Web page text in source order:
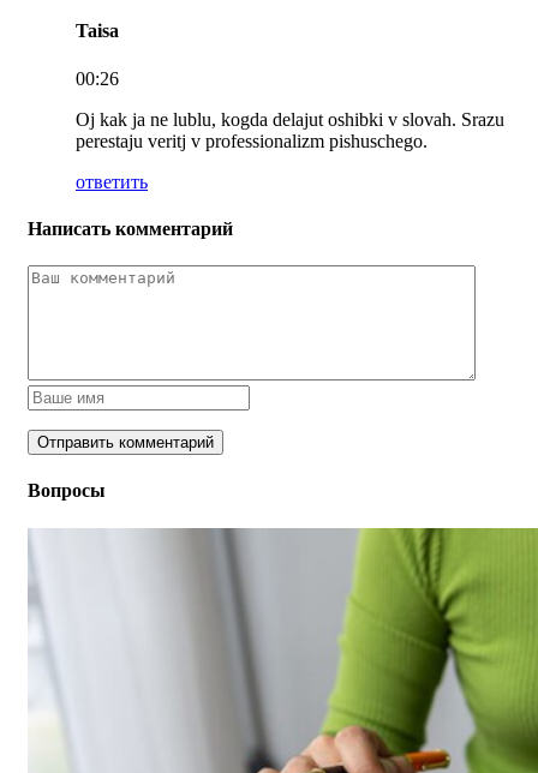
Taisa
00:26
Oj kak ja ne lublu, kogda delajut oshibki v slovah. Srazu
perestaju veritj v professionalizm pishuschego.
ответить
Написать комментарий
Вопросы